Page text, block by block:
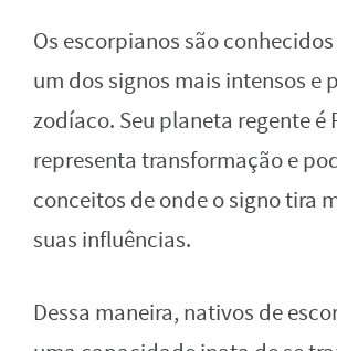
Os escorpianos são
um dos signos mais intensos e
zodíaco. Seu planeta regente é
representa transformação e
conceitos de onde o signo tira
suas influências.
Dessa maneira, nativos de